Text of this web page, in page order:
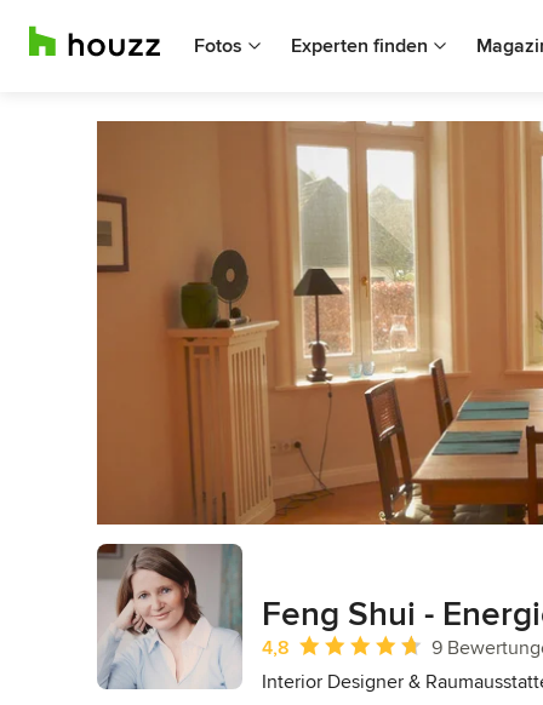
Fotos Experten finden
Feng Shui -
Durchschnittliche Bewertung: 4.8 von
4,8
9
Interior Designer &